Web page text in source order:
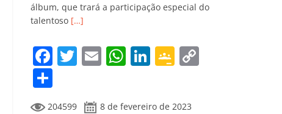
álbum, que trará a participação especial do
talentoso […]
F T
itt
E W Li G
o
204599 8 de fevereiro de 2023